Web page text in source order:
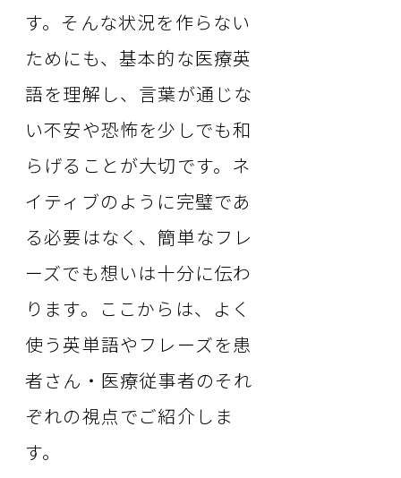
す。そんな状況を作らない
ためにも、基本的な医療英
語を理解し、言葉が通じな
い不安や恐怖を少しでも和
らげることが大切です。ネ
イティブのように完璧であ
る必要はなく、簡単なフレ
ーズでも想いは十分に伝わ
ります。ここからは、よく
使う英単語やフレーズを患
者さん・医療従事者のそれ
ぞれの視点でご紹介しま
す。